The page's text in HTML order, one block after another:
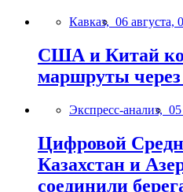
Кавказ, 06 августа,
США и Китай
маршруты
Экспресс-анализ, 05
Цифровой
Казахстан и
соединили